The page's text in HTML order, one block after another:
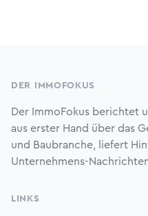
DER IMMOFOKUS
Der ImmoFokus berichtet
aus erster Hand über das
und Baubranche, liefert
Unternehmens-
LINKS